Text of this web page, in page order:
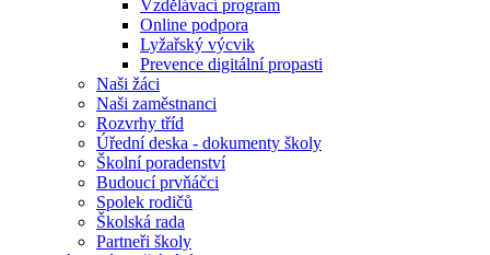
Vzdělávací program
Online podpora
Lyžařský výcvik
Prevence digitální propasti
Naši žáci
Naši zaměstnanci
Rozvrhy tříd
Úřední deska - dokumenty školy
Školní poradenství
Budoucí prvňáčci
Spolek rodičů
Školská rada
Partneři školy